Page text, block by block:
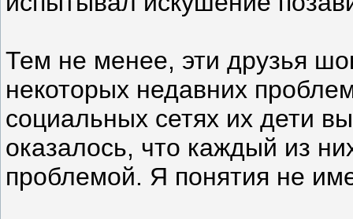
Тем не менее, эти друзья
некоторых недавних
социальных сетях их дети
оказалось, что каждый из
проблемой. Я понятия не